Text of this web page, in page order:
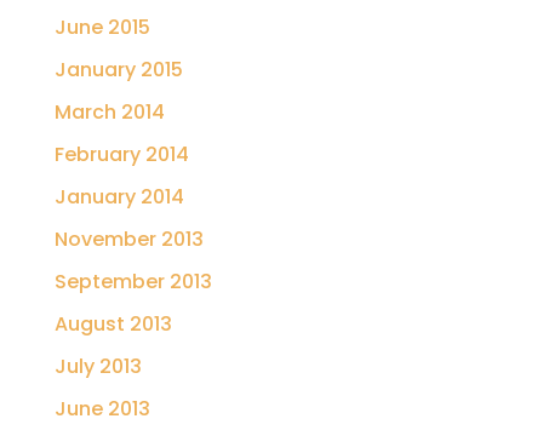
June 2015
January 2015
March 2014
February 2014
January 2014
November 2013
September 2013
August 2013
July 2013
June 2013